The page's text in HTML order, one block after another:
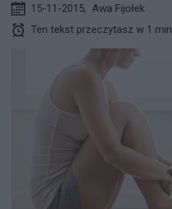
15-11-2015, Awa Fijołek
Ten tekst przeczytasz w 1 min.